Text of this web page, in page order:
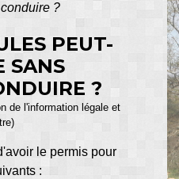
?
PEUT-
SANS
?
de l'information légale et
le permis pour
: